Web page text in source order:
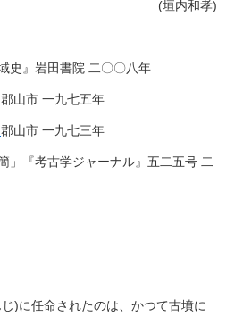
(垣内和孝)
史』岩田書院 二〇〇八年
郡山市 一九七五年
郡山市 一九七三年
」『考古学ジャーナル』五二五号 二
)に任命されたのは、かつて古墳に